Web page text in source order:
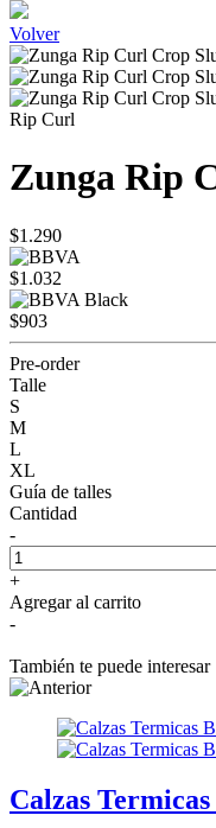
Volver
Rip Curl
Zunga Rip
$1.290
$1.032
$903
Pre-order
Talle
S
M
L
XL
Guía de talles
Cantidad
-
+
Agregar al carrito
-
También te puede interesar
Calzas